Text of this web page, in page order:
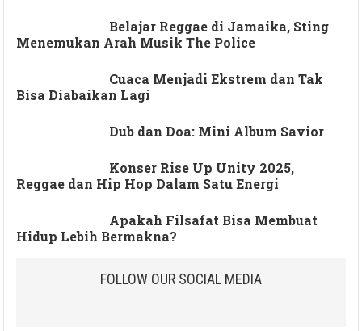
Belajar Reggae di Jamaika, Sting
Menemukan Arah Musik The Police
Cuaca Menjadi Ekstrem dan Tak
Bisa Diabaikan Lagi
Dub dan Doa: Mini Album Savior
Konser Rise Up Unity 2025,
Reggae dan Hip Hop Dalam Satu Energi
Apakah Filsafat Bisa Membuat
Hidup Lebih Bermakna?
FOLLOW OUR SOCIAL MEDIA